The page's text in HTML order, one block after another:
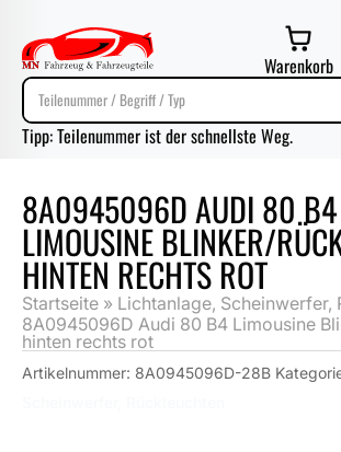
Warenkorb
Tipp: Teilenummer ist der schnellste Weg.
8A0945096D AUDI 80 B4
LIMOUSINE BLINKER/
HINTEN RECHTS ROT
Startseite » Lichtanlage, Scheinwerfer,
8A0945096D Audi 80 B4 Limousine
hinten rechts rot
Artikelnummer: 8A0945096D-28B